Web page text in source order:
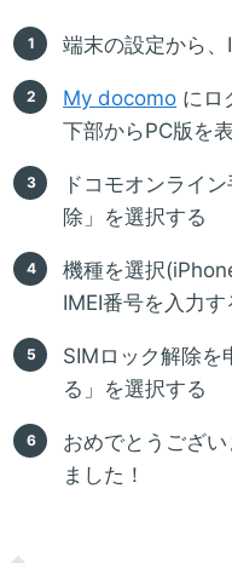
端末の設定から
My docomo にロ
下部からPC版を
ドコモオンライ
除」を選択する
機種を選択
IMEI番号を入力す
SIMロック解除を
る」を選択する
おめでとうござ
ました！